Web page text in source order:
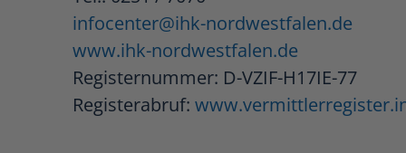
infocenter@ihk-nordwestfalen.de
www.ihk-nordwestfalen.de
Registernummer: D-VZIF-H17IE-77
Registerabruf: